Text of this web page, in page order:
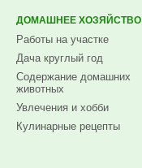
ДОМАШНЕЕ ХОЗЯЙСТВО
Работы на участке
Дача круглый год
Содержание домашних
животных
Увлечения и хобби
Кулинарные рецепты